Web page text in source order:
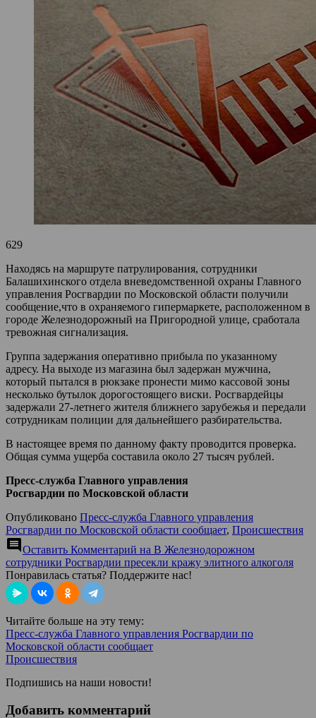
629
Находясь на маршруте патрулирования, сотрудники
Балашихинского отдела вневедомственной охраны Главного
управления Росгвардии по Московской области получили
сообщение,что в охраняемого гипермаркете, расположенном в
городе Железнодорожный на Пригородной улице, сработала
тревожная сигнализация.
Группа задержания оперативно прибыла по указанному
адресу. На выходе из магазина был задержан мужчина,
который пытался в рюкзаке пронести мимо кассовой зоны
несколько бутылок дорогостоящего виски. Росгвардейцы
задержали 27-летнего жителя ближнего зарубежья и передали
сотрудникам полиции для дальнейшего разбирательства.
В настоящее время по данному факту проводится проверка.
Общая сумма ущерба составила около 27 тысяч рублей.
Пресс-служба Главного управления
Росгвардии по Московской области
Опубликовано Пресс-служба Главного управления
Росгвардии по Московской области сообщает, Происшествия
comment Оставить Комментарий на В Железнодорожном
сотрудники Росгвардии пресекли кражу элитного алкоголя
Понравилась статья? Поддержите нас!
Читайте больше на эту тему:
Пресс-служба Главного управления Росгвардии по
Московской области сообщает
Происшествия
Подпишись на наши новости!
Добавить комментарий